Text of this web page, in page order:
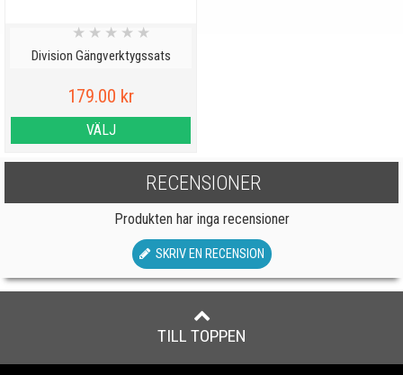
Division Gängverktygssats
★ ★ ★ ★ ★
179.00 kr
VÄLJ
RECENSIONER
Produkten har inga recensioner
SKRIV EN RECENSION
TILL TOPPEN